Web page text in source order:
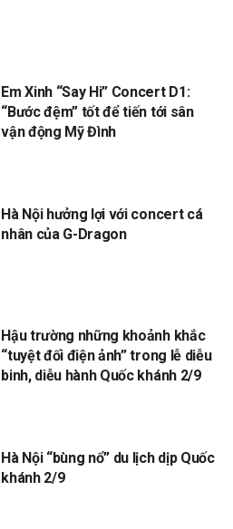
Em Xinh “Say Hi” Concert D1:
“Bước đệm” tốt để tiến tới sân
vận động Mỹ Đình
Hà Nội hưởng lợi với concert cá
nhân của G-Dragon
Hậu trường những khoảnh khắc
“tuyệt đối điện ảnh” trong lễ diễu
binh, diễu hành Quốc khánh 2/9
Hà Nội “bùng nổ” du lịch dịp Quốc
khánh 2/9